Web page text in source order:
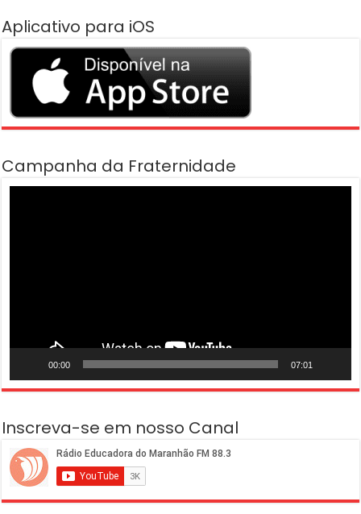
Aplicativo para iOS
Campanha da Fraternidade
00:00 07:01
Inscreva-se em nosso Canal